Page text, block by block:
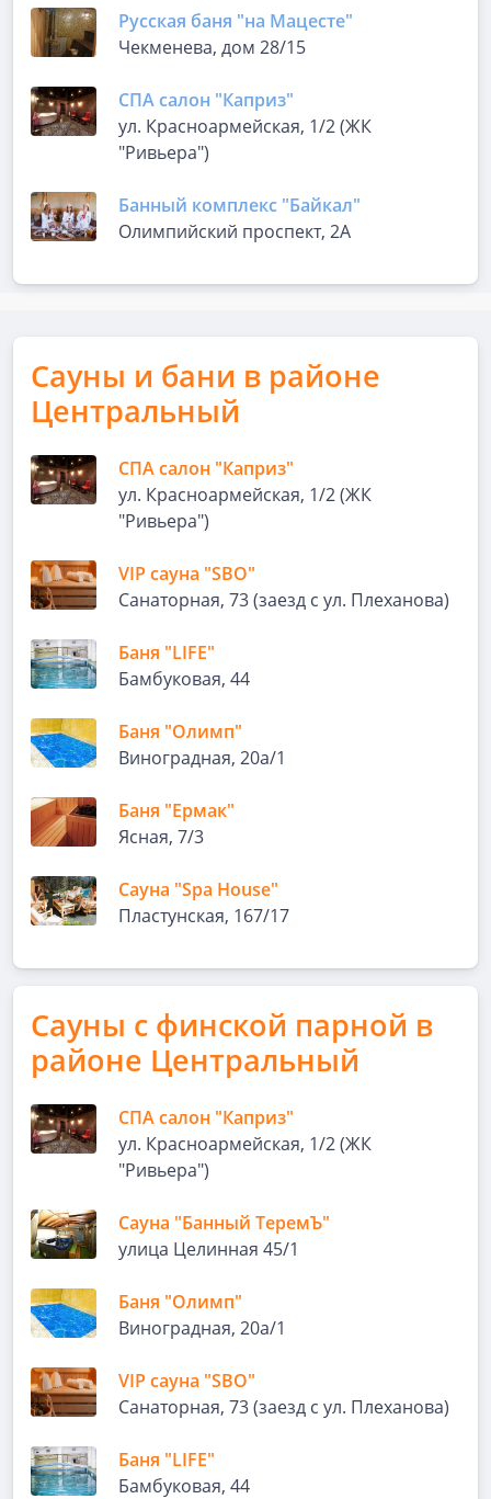
Русская баня "на Мацесте"
Чекменева, дом 28/15
СПА салон "Каприз"
ул. Красноармейская, 1/2 (ЖК
"Ривьера")
Банный комплекс "Байкал"
Олимпийский проспект, 2А
Сауны и бани в районе
Центральный
СПА салон "Каприз"
ул. Красноармейская, 1/2 (ЖК
"Ривьера")
VIP сауна "SBO"
Санаторная, 73 (заезд с ул. Плеханова)
Баня "LIFE"
Бамбуковая, 44
Баня "Олимп"
Виноградная, 20а/1
Баня "Ермак"
Ясная, 7/3
Сауна "Spa House"
Пластунская, 167/17
Сауны с финской парной в
районе Центральный
СПА салон "Каприз"
ул. Красноармейская, 1/2 (ЖК
"Ривьера")
Сауна "Банный ТеремЪ"
улица Целинная 45/1
Баня "Олимп"
Виноградная, 20а/1
VIP сауна "SBO"
Санаторная, 73 (заезд с ул. Плеханова)
Баня "LIFE"
Бамбуковая, 44